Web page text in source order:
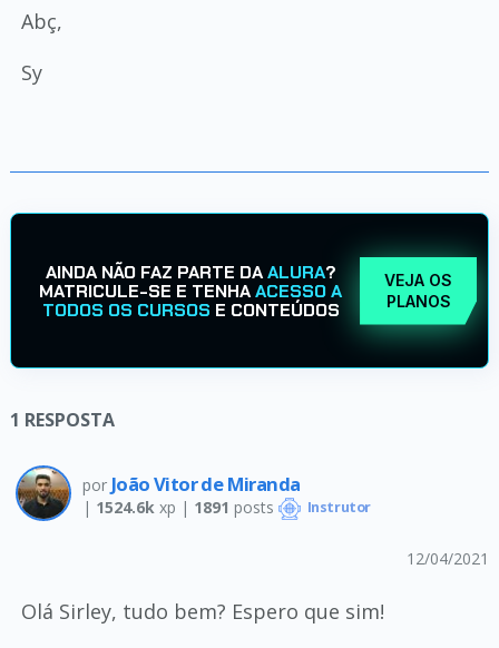
Abç,
Sy
AINDA NÃO FAZ PARTE DAALURA?
MATRICULE-SE E TENHAACESSO A
TODOS OS CURSOS E CONTEÚDOS
VEJA OS
PLANOS
1 RESPOSTA
por João Vitor de Miranda
| 1524.6k xp | 1891 posts Instrutor
12/04/2021
Olá Sirley, tudo bem? Espero que sim!